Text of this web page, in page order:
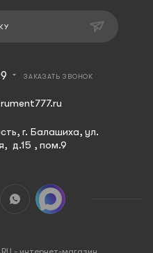
ЗАКАЗАТЬ ЗВОНОК
г. Балашиха, ул.
д.15 , пом.9